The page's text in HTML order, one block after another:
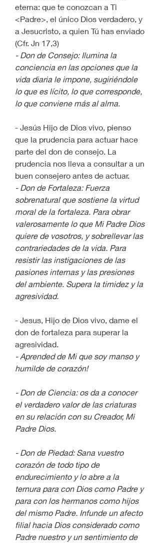
eterna: que te conozcan a Ti
<Padre>, el único Dios verdadero, y
a Jesucristo, a quien Tú has enviado
(Cfr. Jn 17,3)
- Don de Consejo: Ilumina la
conciencia en las opciones que la
vida diaria le impone, sugiriéndole
lo que es lícito, lo que corresponde,
lo que conviene más al alma.
- Jesús Hijo de Dios vivo, pienso
que la prudencia para actuar hace
parte del don de consejo. La
prudencia nos lleva a consultar a un
buen consejero antes de actuar.
- Don de Fortaleza: Fuerza
sobrenatural que sostiene la virtud
moral de la fortaleza. Para obrar
valerosamente lo que Mi Padre Dios
quiere de vosotros, y sobrellevar las
contrariedades de la vida. Para
resistir las instigaciones de las
pasiones internas y las presiones
del ambiente. Supera la timidez y la
agresividad.
- Jesus, Hijo de Dios vivo, dame el
don de fortaleza para superar la
agresividad.
- Aprended de Mi que soy manso y
humilde de corazón!
- Don de Ciencia: os da a conocer
el verdadero valor de las criaturas
en su relación con su Creador, Mi
Padre Dios.
- Don de Piedad: Sana vuestro
corazón de todo tipo de
endurecimiento y lo abre a la
ternura para con Dios como Padre y
para con los hermanos como hijos
del mismo Padre. Infunde un afecto
filial hacia Dios considerado como
Padre nuestro y un sentimiento de